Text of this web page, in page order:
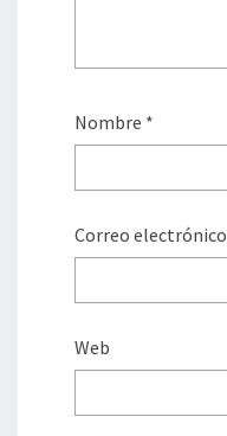
Nombre *
Correo electrónico
Web